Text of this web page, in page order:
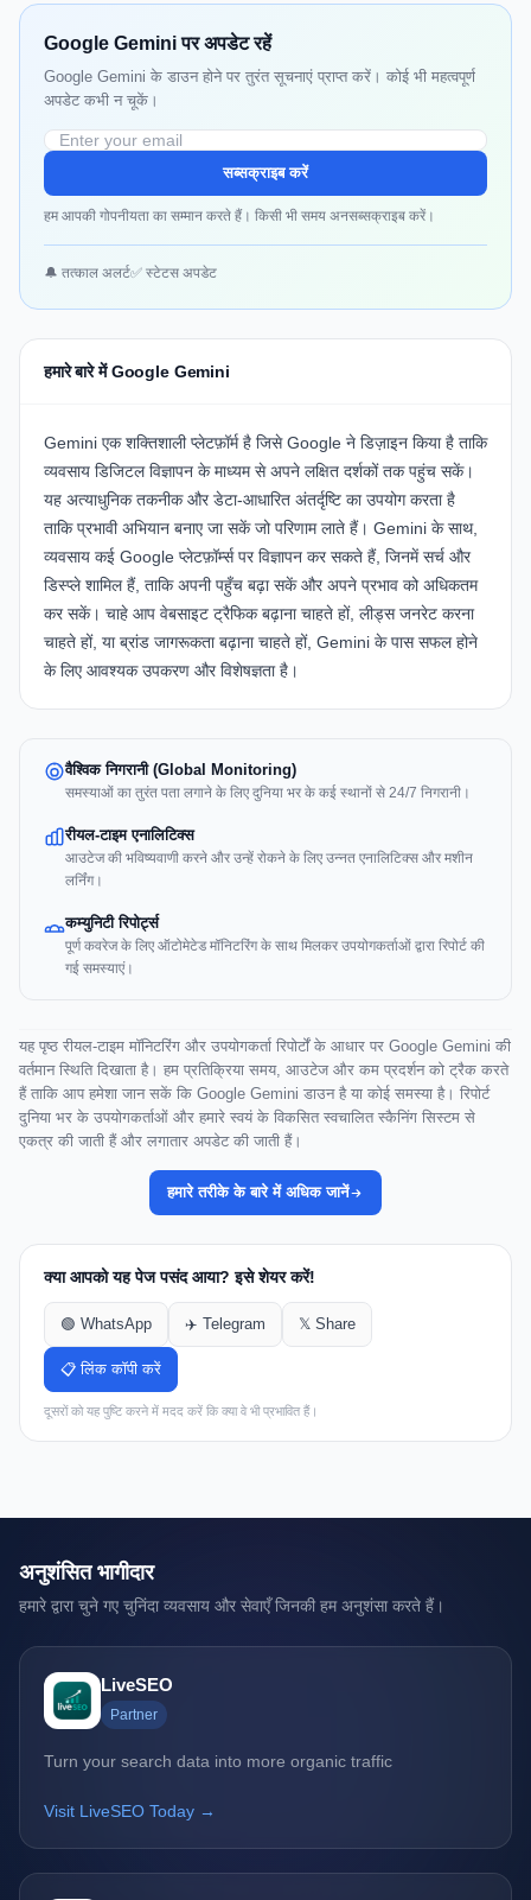
Google Gemini पर अपडेट रहें
Google Gemini के डाउन होने पर तुरंत सूचनाएं प्राप्त करें। कोई भी महत्वपूर्ण
अपडेट कभी न चूकें।
सब्सक्राइब करें
हम आपकी गोपनीयता का सम्मान करते हैं। किसी भी समय अनसब्सक्राइब करें।
🔔 तत्काल अलर्ट✅ स्टेटस अपडेट
हमारे बारे में Google Gemini
Gemini एक शक्तिशाली प्लेटफ़ॉर्म है जिसे Google ने डिज़ाइन किया है ताकि
व्यवसाय डिजिटल विज्ञापन के माध्यम से अपने लक्षित दर्शकों तक पहुंच सकें।
यह अत्याधुनिक तकनीक और डेटा-आधारित अंतर्दृष्टि का उपयोग करता है
ताकि प्रभावी अभियान बनाए जा सकें जो परिणाम लाते हैं। Gemini के साथ,
व्यवसाय कई Google प्लेटफ़ॉर्म्स पर विज्ञापन कर सकते हैं, जिनमेंसर्च और
डिस्प्लेशामिल हैं, ताकि अपनी पहुँच बढ़ा सकें और अपने प्रभाव को अधिकतम
कर सकें। चाहे आप वेबसाइट ट्रैफिक बढ़ाना चाहते हों, लीड्स जनरेट करना
चाहते हों, या ब्रांड जागरूकता बढ़ाना चाहते हों, Gemini के पास सफल होने
के लिए आवश्यक उपकरण और विशेषज्ञता है।
वैश्विक निगरानी (Global Monitoring)
समस्याओं का तुरंत पता लगाने के लिए दुनिया भर के कई स्थानों से 24/7 निगरानी।
रीयल-टाइम एनालिटिक्स
आउटेज की भविष्यवाणी करने और उन्हें रोकने के लिए उन्नत एनालिटिक्स और मशीन
लर्निंग।
कम्युनिटी रिपोर्ट्स
पूर्ण कवरेज के लिए ऑटोमेटेड मॉनिटरिंग के साथ मिलकर उपयोगकर्ताओं द्वारा रिपोर्ट की
गई समस्याएं।
यह पृष्ठ रीयल-टाइम मॉनिटरिंग और उपयोगकर्ता रिपोर्टों के आधार पर Google Gemini की
वर्तमान स्थिति दिखाता है। हम प्रतिक्रिया समय, आउटेज और कम प्रदर्शन को ट्रैक करते
हैं ताकि आप हमेशा जान सकें कि Google Gemini डाउन है या कोई समस्या है। रिपोर्ट
दुनिया भर के उपयोगकर्ताओं और हमारे स्वयं के विकसित स्वचालित स्कैनिंग सिस्टम से
एकत्र की जाती हैं और लगातार अपडेट की जाती हैं।
हमारे तरीके के बारे में अधिक जानें
क्या आपको यह पेज पसंद आया? इसे शेयर करें!
🟢 WhatsApp ✈️ Telegram 𝕏 Share
📋 लिंक कॉपी करें
दूसरों को यह पुष्टि करने में मदद करें कि क्या वे भी प्रभावित हैं।
अनुशंसित भागीदार
हमारे द्वारा चुने गए चुनिंदा व्यवसाय और सेवाएँ जिनकी हम अनुशंसा करते हैं।
LiveSEO
Partner
Turn your search data into more organic traffic
Visit LiveSEO Today →